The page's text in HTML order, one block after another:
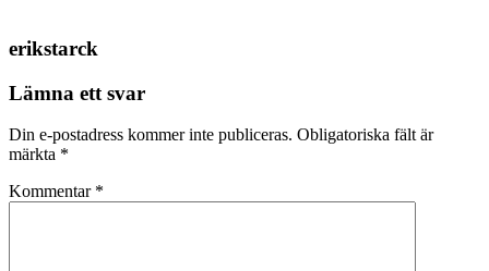
erikstarck
Lämna ett svar
Din e-postadress kommer inte publiceras. Obligatoriska fält är
märkta *
Kommentar *